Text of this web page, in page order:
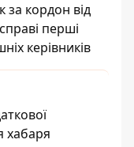
за кордон від
перші
керівників
хабаря